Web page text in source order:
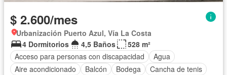
$ 2.600/mes
Urbanización Puerto Azul, Vía La Costa
4 Dormitorios
4,5 Baños
528 m²
Acceso para personas con discapacidad
Agua
Aire acondicionado
Balcón Bodega
Cancha de tenis